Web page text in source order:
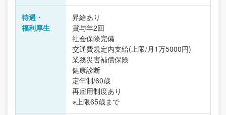
待遇・
福利厚生
昇給あり
賞与年2回
社会保険完備
交通費規定内支給(上限/月1万5000円)
業務災害補償保険
健康診断
定年制/60歳
再雇用制度あり
※上限65歳まで